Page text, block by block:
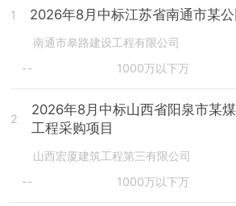
1 2026年8月中标江苏省南通市某
南通市皋路建设工程有限公司
--
1000万以下万
2
2026年8月中标山西省阳泉市某
工程采购项目
山西宏厦建筑工程第三有限公司
--
1000万以下万